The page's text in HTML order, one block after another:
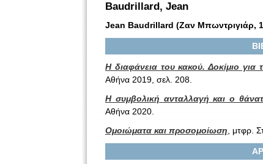
Baudrillard, Jean
Jean Baudrillard (Ζαν Μπωντριγιάρ,
H διαφάνεια του κακού. Δοκίμιο για
Αθήνα 2019, σελ. 208.
Η συμβολική ανταλλαγή και ο
Αθήνα 2020.
Ομοιώματα και προσομοίωση , μτφρ.